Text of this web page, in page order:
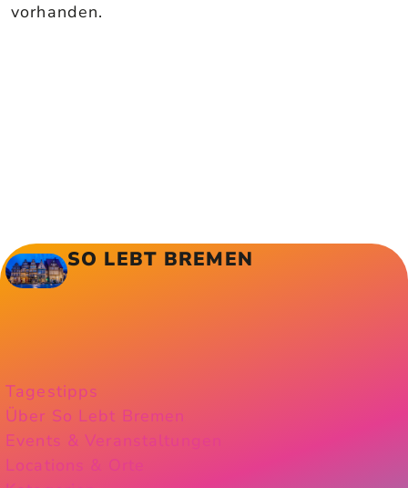
vorhanden.
SO LEBT BREMEN
Tagestipps
Über So Lebt Bremen
Events & Veranstaltungen
Locations & Orte